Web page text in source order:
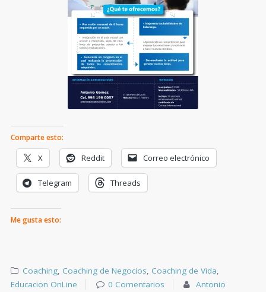
Comparte esto:
X Reddit Correo electrónico
Telegram Threads
Me gusta esto:
Coaching, Coaching de Negocios, Coaching de Vida,
Educacion OnLine
0 Comentarios
Antonio